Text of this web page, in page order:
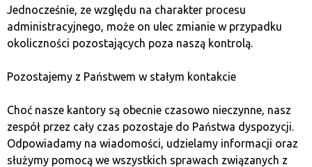
Определите инвестиционный
горизонт
Инвестиционный горизонт — важный аспект.
долгосрочных инвесторов, которые хотят защитить
свои средства от инфляции. Эфириум, благодаря
своей универсальности, может принести прибыль в
более короткие сроки, но требует большей
Jednocześnie, ze względu na charakter procesu
administracyjnego, może on ulec zmianie w przypadku
okoliczności pozostających poza naszą kontrolą.
Pozostajemy z Państwem w stałym kontakcie
Choć nasze kantory są obecnie czasowo nieczynne, nasz
zespół przez cały czas pozostaje do Państwa dyspozycji.
Odpowiadamy na wiadomości, udzielamy informacji oraz
służymy pomocą we wszystkich sprawach związanych z